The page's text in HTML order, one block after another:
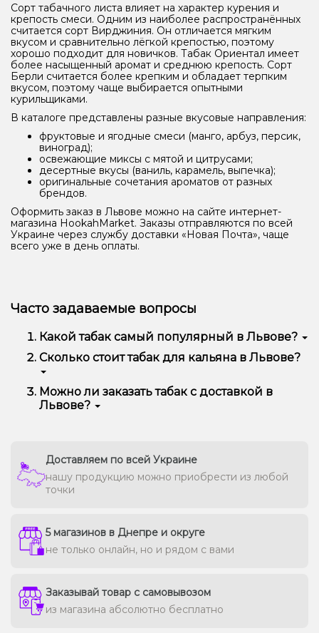
Сорт табачного листа влияет на характер курения и
крепость смеси. Одним из наиболее распространённых
считается сорт Вирджиния. Он отличается мягким
вкусом и сравнительно лёгкой крепостью, поэтому
хорошо подходит для новичков. Табак Ориентал имеет
более насыщенный аромат и среднюю крепость. Сорт
Берли считается более крепким и обладает терпким
вкусом, поэтому чаще выбирается опытными
курильщиками.
В каталоге представлены разные вкусовые направления:
фруктовые и ягодные смеси (манго, арбуз, персик,
виноград);
освежающие миксы с мятой и цитрусами;
десертные вкусы (ваниль, карамель, выпечка);
оригинальные сочетания ароматов от разных
брендов.
Оформить заказ в Львове можно на сайте интернет-
магазина HookahMarket. Заказы отправляются по всей
Украине через службу доставки «Новая Почта», чаще
всего уже в день оплаты.
Часто задаваемые вопросы
Какой табак самый популярный в Львове?
Чаще всего в Львове заказывают Pixtea, Jibiar,
Adalya, CULTt, 420, Serbetli и другие — за богатый
Сколько стоит табак для кальяна в Львове?
В среднем цена варьируется от 90 до 450 грн за
100 г в зависимости от бренда и линейки.
Премиальные марки могут стоить дороже.
Можно ли заказать табак с доставкой в
Львове?
Доставляем по всей Украине
нашу продукцию можно приобрести из любой
точки
5 магазинов в Днепре и округе
не только онлайн, но и рядом с вами
Заказывай товар с самовывозом
из магазина абсолютно бесплатно